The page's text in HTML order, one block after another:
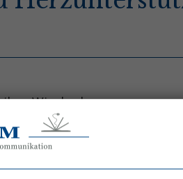
Wiesbaden
Jena